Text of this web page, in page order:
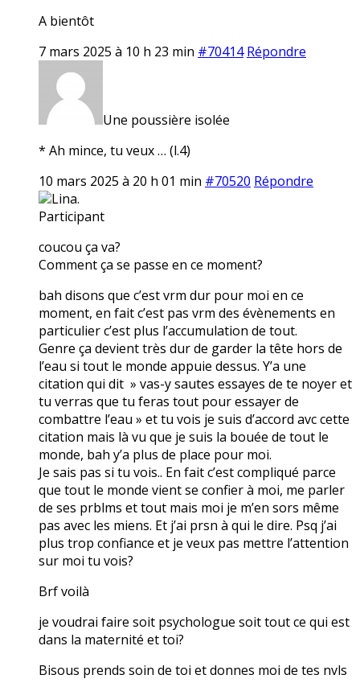
A bientôt
7 mars 2025 à 10 h 23 min #70414 Répondre
Une poussière isolée
* Ah mince, tu veux … (l.4)
10 mars 2025 à 20 h 01 min #70520 Répondre
Lina.
Participant
coucou ça va?
Comment ça se passe en ce moment?
bah disons que c’est vrm dur pour moi en ce
moment, en fait c’est pas vrm des évènements en
particulier c’est plus l’accumulation de tout.
Genre ça devient très dur de garder la tête hors de
l’eau si tout le monde appuie dessus. Y’a une
citation qui dit » vas-y sautes essayes de te noyer et
tu verras que tu feras tout pour essayer de
combattre l’eau » et tu vois je suis d’accord avc cette
citation mais là vu que je suis la bouée de tout le
monde, bah y’a plus de place pour moi.
Je sais pas si tu vois.. En fait c’est compliqué parce
que tout le monde vient se confier à moi, me parler
de ses prblms et tout mais moi je m’en sors même
pas avec les miens. Et j’ai prsn à qui le dire. Psq j’ai
plus trop confiance et je veux pas mettre l’attention
sur moi tu vois?
Brf voilà
je voudrai faire soit psychologue soit tout ce qui est
dans la maternité et toi?
Bisous prends soin de toi et donnes moi de tes nvls